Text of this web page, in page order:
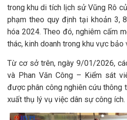
trong khu di tích lịch sử Vũng Rô
phạm theo quy định tại khoản 3,
hóa 2024. Theo đó, nghiêm cấm
thác, kinh doanh trong khu vực bảo
Từ cơ sở trên, ngày 9/01/2026,
và Phan Văn Công – Kiểm sát
được phân công nghiên cứu thông
xuất thụ lý vụ việc dân sự công ích.